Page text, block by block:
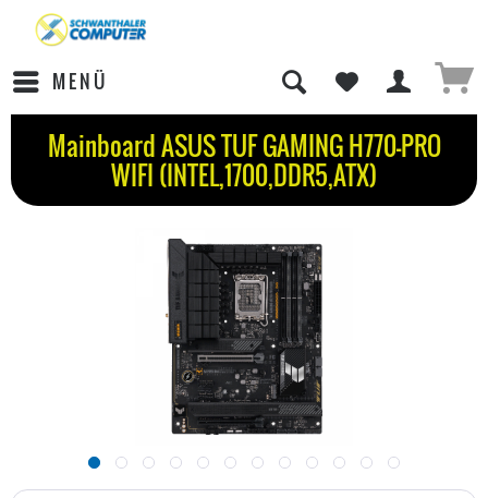
MENÜ
Mainboard ASUS TUF GAMING H770-PRO
WIFI (INTEL,1700,DDR5,ATX)